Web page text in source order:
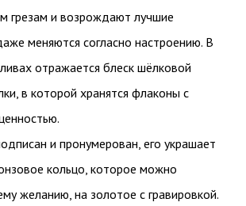
грезам и возрождают лучшие
меняются согласно настроению. В
отражается блеск шёлковой
в которой хранятся флаконы с
и пронумерован, его украшает
кольцо, которое можно
желанию, на золотое с гравировкой.